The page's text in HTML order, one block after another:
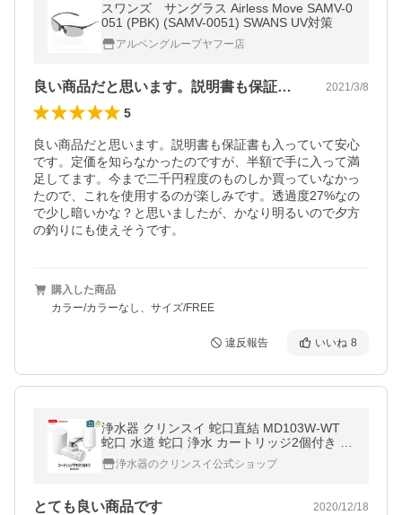
スワンズ サングラス Airless Move SAMV-0
051 (PBK) (SAMV-0051) SWANS UV対策
アルペングループヤフー店
良い商品だと思います。説明書も保証書も… 2021/3/8
5
良い商品だと思います。説明書も保証書も入っていて安心
です。定価を知らなかったのですが、半額で手に入って満
足してます。今まで二千円程度のものしか買っていなかっ
たので、これを使用するのが楽しみです。透過度27%なの
で少し暗いかな？と思いましたが、かなり明るいので夕方
の釣りにも使えそうです。
購入した商品
カラー/カラーなし、サイズ/FREE
違反報告 いいね 8
浄水器 クリンスイ 蛇口直結 MD103W-WT
蛇口 水道 蛇口 浄水 カートリッジ2個付き 塩
素除去 蛇口浄水器 浄水機 [MD103W-WT]
浄水器のクリンスイ公式ショップ
とても良い商品です 2020/12/18